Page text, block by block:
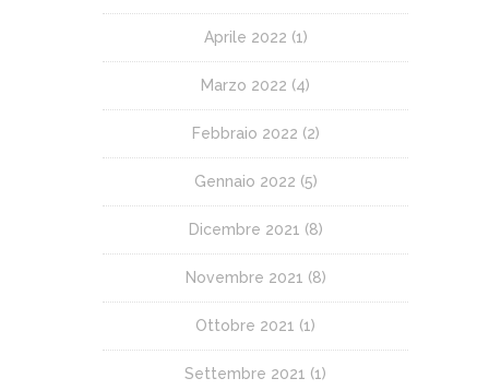
Aprile 2022 (1)
Marzo 2022 (4)
Febbraio 2022 (2)
Gennaio 2022 (5)
Dicembre 2021 (8)
Novembre 2021 (8)
Ottobre 2021 (1)
Settembre 2021 (1)